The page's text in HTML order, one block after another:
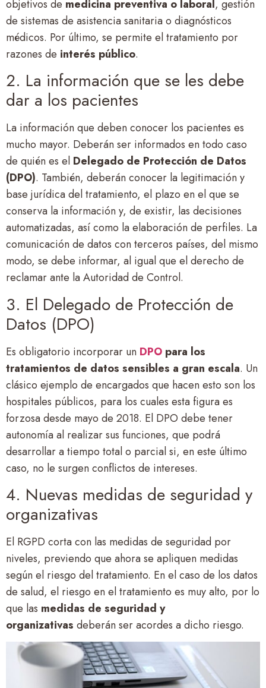
objetivos de medicina preventiva o laboral, gestión
de sistemas de asistencia sanitaria o diagnósticos
médicos. Por último, se permite el tratamiento por
razones de interés público.
2. La información que se les debe
dar a los pacientes
La información que deben conocer los pacientes es
mucho mayor. Deberán ser informados en todo caso
de quién es el Delegado de Protección de Datos
(DPO). También, deberán conocer la legitimación y
base jurídica del tratamiento, el plazo en el que se
conserva la información y, de existir, las decisiones
automatizadas, así como la elaboración de perfiles. La
comunicación de datos con terceros países, del mismo
modo, se debe informar, al igual que el derecho de
reclamar ante la Autoridad de Control.
3. El Delegado de Protección de
Datos (DPO)
Es obligatorio incorporar un DPO para los
tratamientos de datos sensibles a gran escala. Un
clásico ejemplo de encargados que hacen esto son los
hospitales públicos, para los cuales esta figura es
forzosa desde mayo de 2018. El DPO debe tener
autonomía al realizar sus funciones, que podrá
desarrollar a tiempo total o parcial si, en este último
caso, no le surgen conflictos de intereses.
4. Nuevas medidas de seguridad y
organizativas
El RGPD corta con las medidas de seguridad por
niveles, previendo que ahora se apliquen medidas
según el riesgo del tratamiento. En el caso de los datos
de salud, el riesgo en el tratamiento es muy alto, por lo
que las medidas de seguridad y
organizativas deberán ser acordes a dicho riesgo.